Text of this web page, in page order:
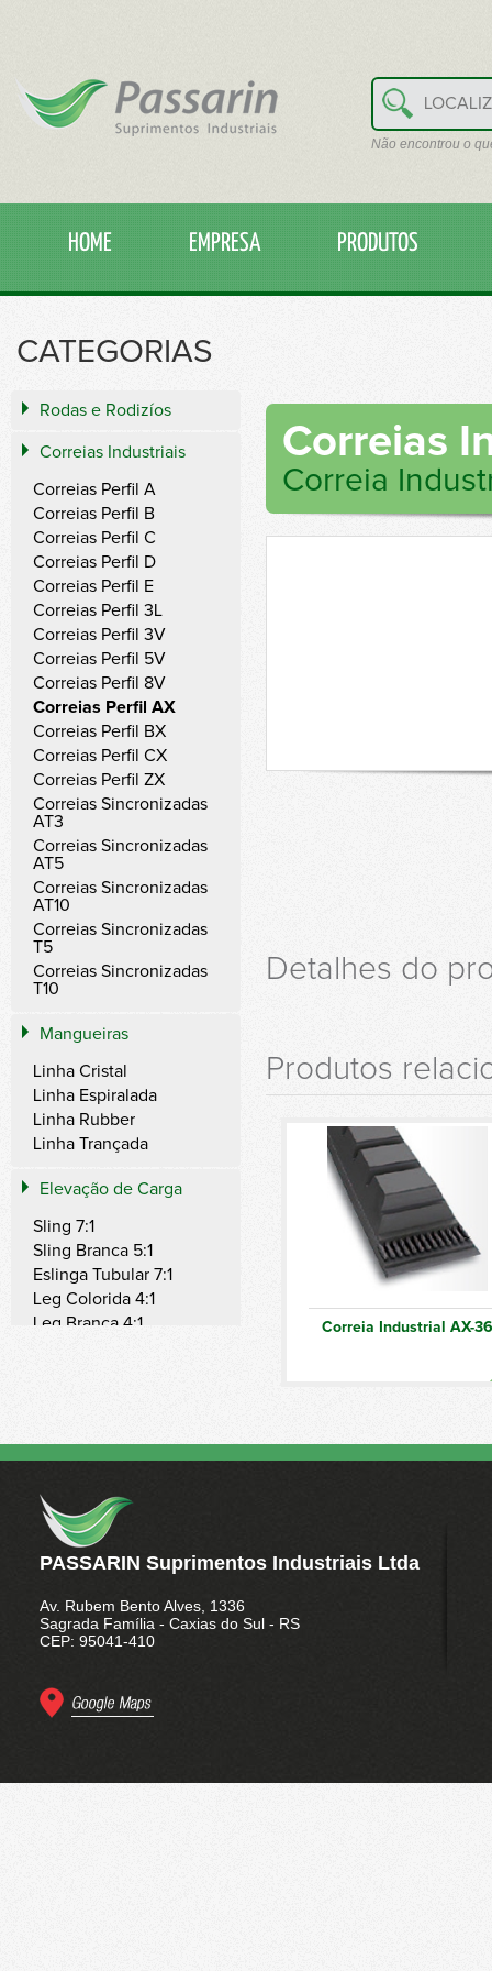
Não encontrou o
HOME EMPRESA PRODUTOS
CATEGORIAS
Rodas e Rodizíos
Correias Industriais
Correias Perfil A
Correias Perfil B
Correias Perfil C
Correias Perfil D
Correias Perfil E
Correias Perfil 3L
Correias Perfil 3V
Correias Perfil 5V
Correias Perfil 8V
Correias Perfil AX
Correias Perfil BX
Correias Perfil CX
Correias Perfil ZX
Correias Sincronizadas
AT3
Correias Sincronizadas
AT5
Correias Sincronizadas
AT10
Correias Sincronizadas
T5
Correias Sincronizadas
T10
Mangueiras
Linha Cristal
Linha Espiralada
Linha Rubber
Linha Trançada
Elevação de Carga
Sling 7:1
Sling Branca 5:1
Eslinga Tubular 7:1
Leg Colorida 4:1
Leg Branca 4:1
Amarração de Carga
Conjuntos de Catraca
Móvel
Catracas Fixas
Fitas Avulsas
Variação de Ganchos
Operação da Catraca
Polias
Laços de Cabo de Aço
Correias
Correia
Detalhes do
Produtos
Correia Industrial AX-36
PASSARIN Suprimentos Industriais Ltda
Av. Rubem Bento Alves, 1336
Sagrada Família - Caxias do Sul - RS
CEP: 95041-410